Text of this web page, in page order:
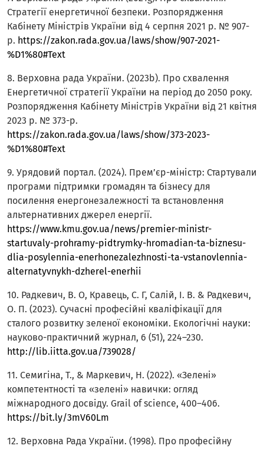
Стратегії енергетичної безпеки. Розпорядження
Кабінету Міністрів України від 4 серпня 2021 р. № 907-
р. https://zakon.rada.gov.ua/laws/show/907-2021-
%D1%80#Text
8. Верховна рада України. (2023b). Про схвалення
Енергетичної стратегії України на період до 2050 року.
Розпорядження Кабінету Міністрів України від 21 квітня
2023 р. № 373-р.
https://zakon.rada.gov.ua/laws/show/373-2023-
%D1%80#Text
9. Урядовий портал. (2024). Прем’єр-міністр: Стартували
програми підтримки громадян та бізнесу для
посилення енергонезалежності та встановлення
альтернативних джерел енергії.
https://www.kmu.gov.ua/news/premier-ministr-
startuvaly-prohramy-pidtrymky-hromadian-ta-biznesu-
dlia-posylennia-enerhonezalezhnosti-ta-vstanovlennia-
alternatyvnykh-dzherel-enerhii
10. Радкевич, В. О, Кравець, С. Г, Салій, І. В. & Радкевич,
О. П. (2023). Сучасні професійні кваліфікації для
сталого розвитку зеленої економіки. Екологічні науки:
науково-практичний журнал, 6 (51), 224–230.
http://lib.iitta.gov.ua/739028/
11. Семигіна, Т., & Маркевич, Н. (2022). «Зелені»
компетентності та «зелені» навички: огляд
міжнародного досвіду. Grail of science, 400–406.
https://bit.ly/3mV60Lm
12. Верховна Рада України. (1998). Про професійну